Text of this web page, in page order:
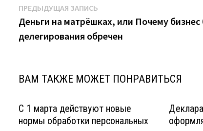
Навигация
по
записям
ПРЕДЫДУЩАЯ ЗАПИСЬ
запись:
Деньги на матрёшках, или Почему бизнес
делегирования обречен
ВАМ ТАКЖЕ МОЖЕТ ПОНРАВИТЬСЯ
С 1 марта действуют новые
нормы обработки персональных